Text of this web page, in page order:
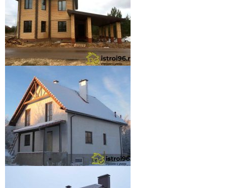
поселок Билимбай
Завершение строительства-2